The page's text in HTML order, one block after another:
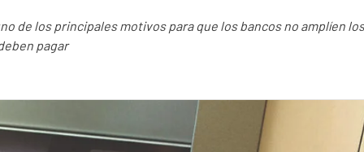
de los principales motivos para que los bancos no amplíen los
pagar